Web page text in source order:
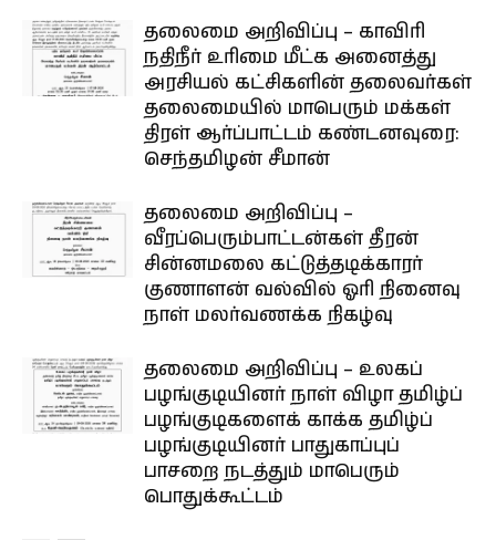
தலைமை அறிவிப்பு – காவிரி
நதிநீர் உரிமை மீட்க அனைத்து
அரசியல் கட்சிகளின் தலைவர்கள்
தலைமையில் மாபெரும் மக்கள்
திரள் ஆர்ப்பாட்டம் கண்டனவுரை:
செந்தமிழன் சீமான்
தலைமை அறிவிப்பு –
வீரப்பெரும்பாட்டன்கள் தீரன்
சின்னமலை கட்டுத்தடிக்காரர்
குணாளன் வல்வில் ஓரி நினைவு
நாள் மலர்வணக்க நிகழ்வு
தலைமை அறிவிப்பு – உலகப்
பழங்குடியினர் நாள் விழா தமிழ்ப்
பழங்குடிகளைக் காக்க தமிழ்ப்
பழங்குடியினர் பாதுகாப்புப்
பாசறை நடத்தும் மாபெரும்
பொதுக்கூட்டம்